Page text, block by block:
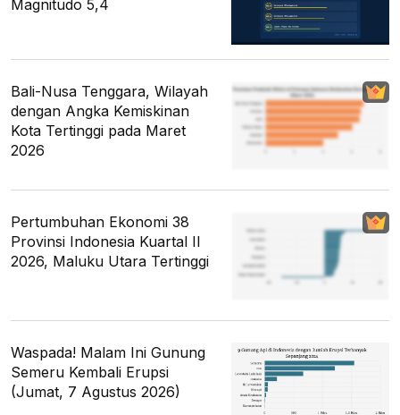
Magnitudo 5,4
Bali-Nusa Tenggara, Wilayah
dengan Angka Kemiskinan
Kota Tertinggi pada Maret
2026
Pertumbuhan Ekonomi 38
Provinsi Indonesia Kuartal II
2026, Maluku Utara Tertinggi
Waspada! Malam Ini Gunung
Semeru Kembali Erupsi
(Jumat, 7 Agustus 2026)